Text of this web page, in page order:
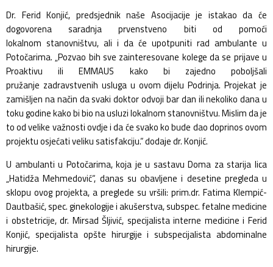
Dr. Ferid Konjić, predsjedniknaše Asocijacije je istakao da će
dogovorena saradnja prvenstveno biti od pomoći
lokalnom stanovništvu, ali i da će upotpuniti rad ambulante u
Potočarima.„Pozvao bih sve zainteresovane kolege dase prijave u
Proaktivu ili EMMAUS kako bi zajedno poboljšali
pružanje zadravstvenih usluga u ovom dijelu Podrinja. Projekat je
zamišljen na način dasvaki doktor odvoji bar dan ili nekoliko dana u
toku godine kako bi bio nausluzi lokalnom stanovništvu. Mislim da je
to od velike važnosti ovdje i da ćesvako ko bude dao doprinos ovom
projektu osjećati veliku satisfakciju.“ dodajedr. Konjić.
U ambulanti u Potočarima, koja je u sastavu Doma za starija lica
„Hatidža Mehmedović“, danas su obavljene i desetine pregleda u
sklopu ovog projekta, a preglede su vršili: prim.dr. Fatima Klempić-
Dautbašić, spec. ginekologije i akušerstva, subspec. fetalne medicine
i obstetricije, dr. Mirsad Šljivić, specijalista interne medicine i Ferid
Konjić, specijalista opšte hirurgije i subspecijalista abdominalne
hirurgije.